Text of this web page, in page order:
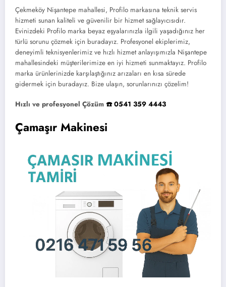
Çekmeköy Nişantepe mahallesi, Profilo markasına teknik servis
hizmeti sunan kaliteli ve güvenilir bir hizmet sağlayıcısıdır.
Evinizdeki Profilo marka beyaz eşyalarınızla ilgili yaşadığınız her
türlü sorunu çözmek için buradayız. Profesyonel ekiplerimiz,
deneyimli teknisyenlerimiz ve hızlı hizmet anlayışımızla Nişantepe
mahallesindeki müşterilerimize en iyi hizmeti sunmaktayız. Profilo
marka ürünlerinizde karşılaştığınız arızaları en kısa sürede
gidermek için buradayız. Bize ulaşın, sorunlarınızı çözelim!
Hızlı ve profesyonel Çözüm ☎️ 0541 359 4443
Çamaşır Makinesi